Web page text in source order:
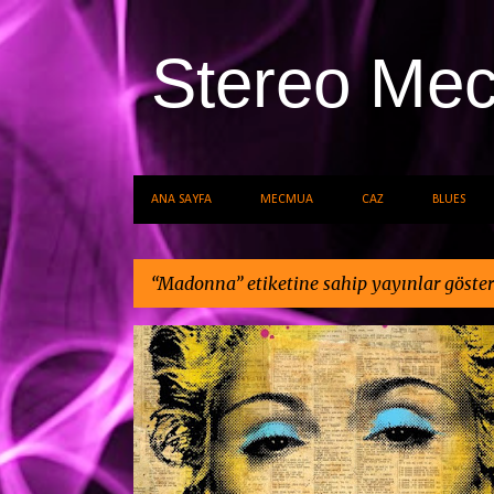
Stereo
ANA SAYFA MECMUA CAZ BLUES
Madonna etiketine sahip yayınlar
K
a
y
ı
t
DIĞER MADONNA POP